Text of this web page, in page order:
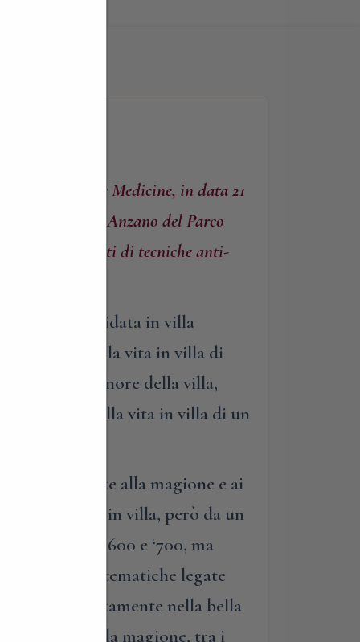
of Holistic Medicine, in data 21
Carcano di Anzano del Parco
esperti di tecniche anti-
una visita guidata in villa
della vita in villa di
corte d’onore della villa,
della vita in villa di un
legate alla magione e ai
alla vita in villa, però da un
bagno tra ‘600 e ‘700, ma
dal toccare tematiche legate
secolo, direttamente nella bella
della magione, tra i